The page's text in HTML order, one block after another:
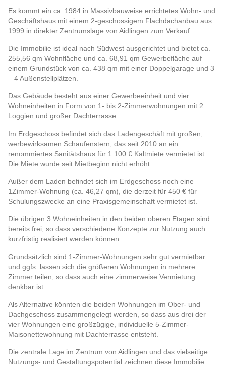
Es kommt ein ca. 1984 in Massivbauweise errichtetes Wohn- und
Geschäftshaus mit einem 2-geschossigem Flachdachanbau aus
1999 in direkter Zentrumslage von Aidlingen zum Verkauf.
Die Immobilie ist ideal nach Südwest ausgerichtet und bietet ca.
255,56 qm Wohnfläche und ca. 68,91 qm Gewerbefläche auf
einem Grundstück von ca. 438 qm mit einer Doppelgarage und 3
– 4 Außenstellplätzen.
Das Gebäude besteht aus einer Gewerbeeinheit und vier
Wohneinheiten in Form von 1- bis 2-Zimmerwohnungen mit 2
Loggien und großer Dachterrasse.
Im Erdgeschoss befindet sich das Ladengeschäft mit großen,
werbewirksamen Schaufenstern, das seit 2010 an ein
renommiertes Sanitätshaus für 1.100 € Kaltmiete vermietet ist.
Die Miete wurde seit Mietbeginn nicht erhöht.
Außer dem Laden befindet sich im Erdgeschoss noch eine
1Zimmer-Wohnung (ca. 46,27 qm), die derzeit für 450 € für
Schulungszwecke an eine Praxisgemeinschaft vermietet ist.
Die übrigen 3 Wohneinheiten in den beiden oberen Etagen sind
bereits frei, so dass verschiedene Konzepte zur Nutzung auch
kurzfristig realisiert werden können.
Grundsätzlich sind 1-Zimmer-Wohnungen sehr gut vermietbar
und ggfs. lassen sich die größeren Wohnungen in mehrere
Zimmer teilen, so dass auch eine zimmerweise Vermietung
denkbar ist.
Als Alternative könnten die beiden Wohnungen im Ober- und
Dachgeschoss zusammengelegt werden, so dass aus drei der
vier Wohnungen eine großzügige, individuelle 5-Zimmer-
Maisonettewohnung mit Dachterrasse entsteht.
Die zentrale Lage im Zentrum von Aidlingen und das vielseitige
Nutzungs- und Gestaltungspotential zeichnen diese Immobilie